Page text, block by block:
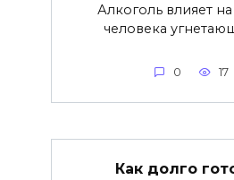
Алкоголь влияет
человека
0 17
Как долго